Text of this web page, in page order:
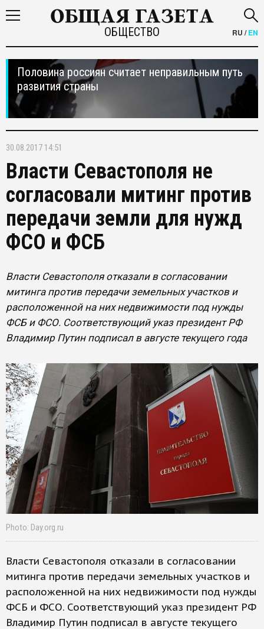
ОБЩЕСТВО RU /EN
Половина россиян считает неправильным путь
развития страны
30.08.2017 14:51
Власти Севастополя не
согласовали митинг против
передачи земли для нужд
ФСО и ФСБ
Власти Севастополя отказали в согласовании
митинга против передачи земельных участков и
расположенной на них недвижимости под нужды
ФСБ и ФСО. Соответствующий указ президент РФ
Владимир Путин подписал в августе текущего года
Photo: Day.org.ru
Власти Севастополя отказали в согласовании
митинга против передачи земельных участков и
расположенной на них недвижимости под нужды
ФСБ и ФСО. Соответствующий указ президент РФ
Владимир Путин подписал в августе текущего